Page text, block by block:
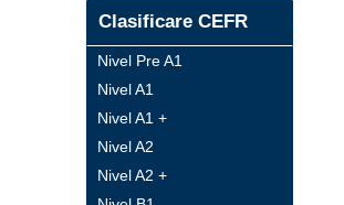
Clasificare CEFR
Nivel Pre A1
Nivel A1
Nivel A1 +
Nivel A2
Nivel A2 +